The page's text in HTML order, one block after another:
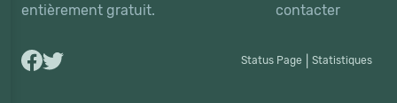
entièrement gratuit.
contacter
Status Page Statistiques